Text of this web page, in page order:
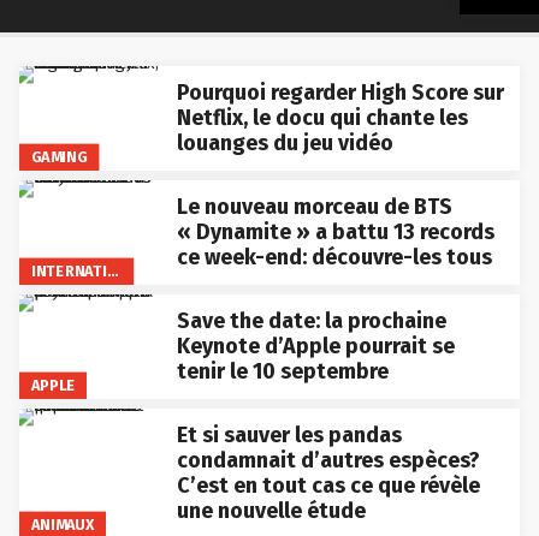
GAMING
Pourquoi regarder High Score sur
Netflix, le docu qui chante les
louanges du jeu vidéo
INTERNATIONAL
Le nouveau morceau de BTS
« Dynamite » a battu 13 records
ce week-end: découvre-les tous
APPLE
Save the date: la prochaine
Keynote d’Apple pourrait se
tenir le 10 septembre
ANIMAUX
Et si sauver les pandas
condamnait d’autres espèces?
C’est en tout cas ce que révèle
une nouvelle étude